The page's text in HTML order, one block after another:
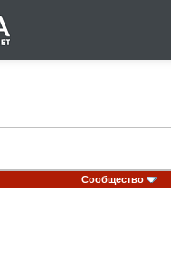
Сообщество